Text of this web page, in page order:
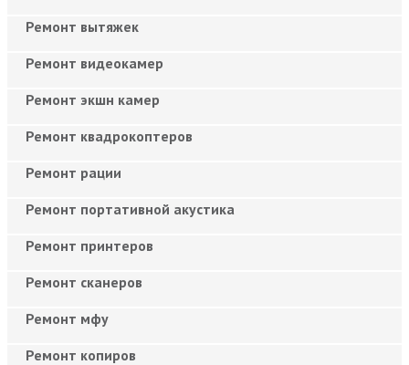
Ремонт вытяжек
Ремонт видеокамер
Ремонт экшн камер
Ремонт квадрокоптеров
Ремонт рации
Ремонт портативной акустика
Ремонт принтеров
Ремонт сканеров
Ремонт мфу
Ремонт копиров